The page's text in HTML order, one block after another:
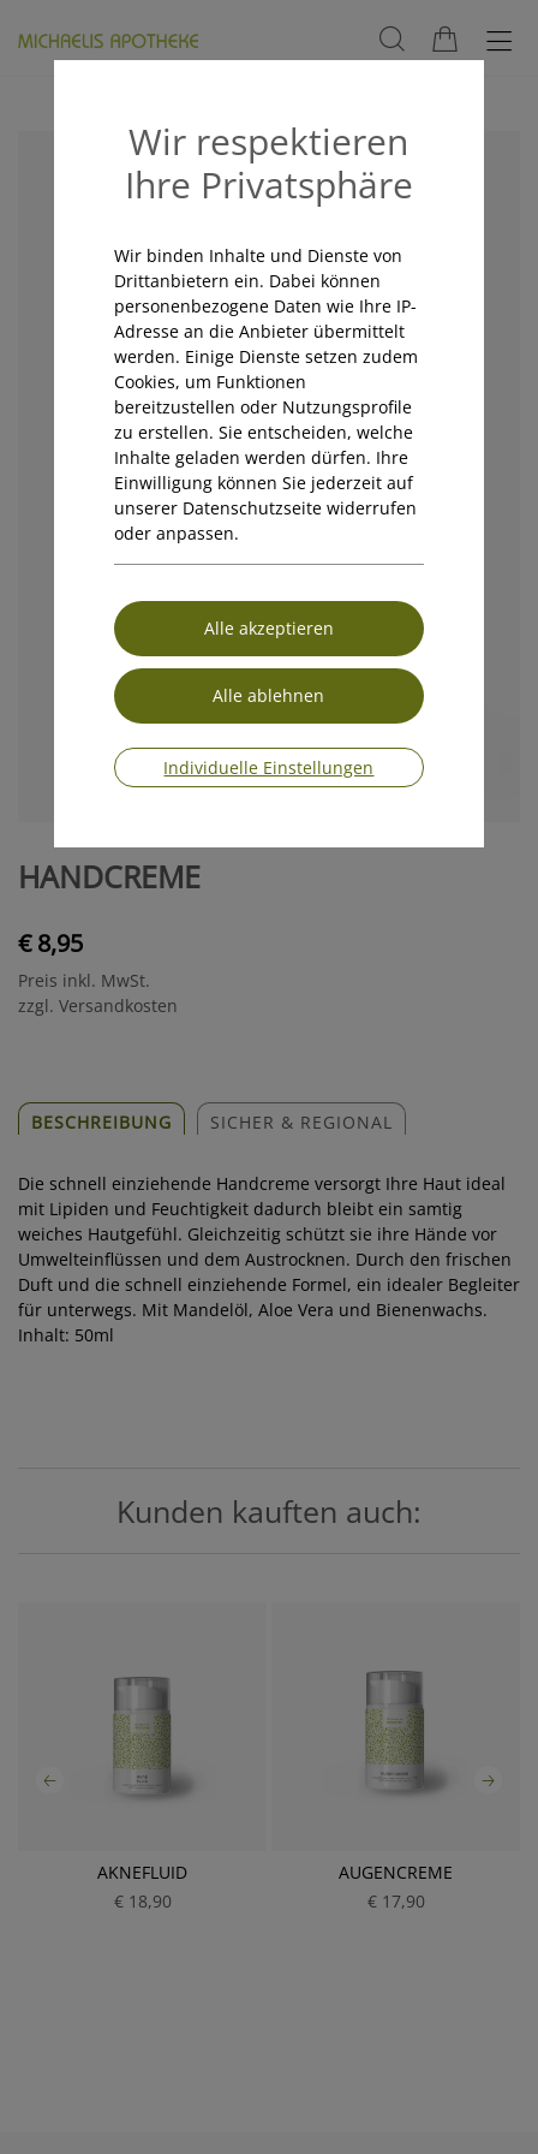
HANDCREME
€ 8,95
Preis inkl. MwSt.
zzgl. Versandkosten
BESCHREIBUNG SICHER & REGIONAL
Die schnell einziehende Handcreme versorgt Ihre Haut ideal
mit Lipiden und Feuchtigkeit dadurch bleibt ein samtig
weiches Hautgefühl. Gleichzeitig schützt sie ihre Hände vor
Umwelteinflüssen und dem Austrocknen. Durch den frischen
Duft und die schnell einziehende Formel, ein idealer Begleiter
für unterwegs. Mit Mandelöl, Aloe Vera und Bienenwachs.
Inhalt: 50ml
Kunden kauften auch:
AKNEFLUID
€ 18,90
AUGENCREME
€ 17,90
Wir respektieren
Ihre Privatsphäre
Wir binden Inhalte und Dienste von
Drittanbietern ein. Dabei können
personenbezogene Daten wie Ihre IP-
Adresse an die Anbieter übermittelt
werden. Einige Dienste setzen zudem
Cookies, um Funktionen
bereitzustellen oder Nutzungsprofile
zu erstellen. Sie entscheiden, welche
Inhalte geladen werden dürfen. Ihre
Einwilligung können Sie jederzeit auf
unserer Datenschutzseite widerrufen
oder anpassen.
Individuelle Einstellungen